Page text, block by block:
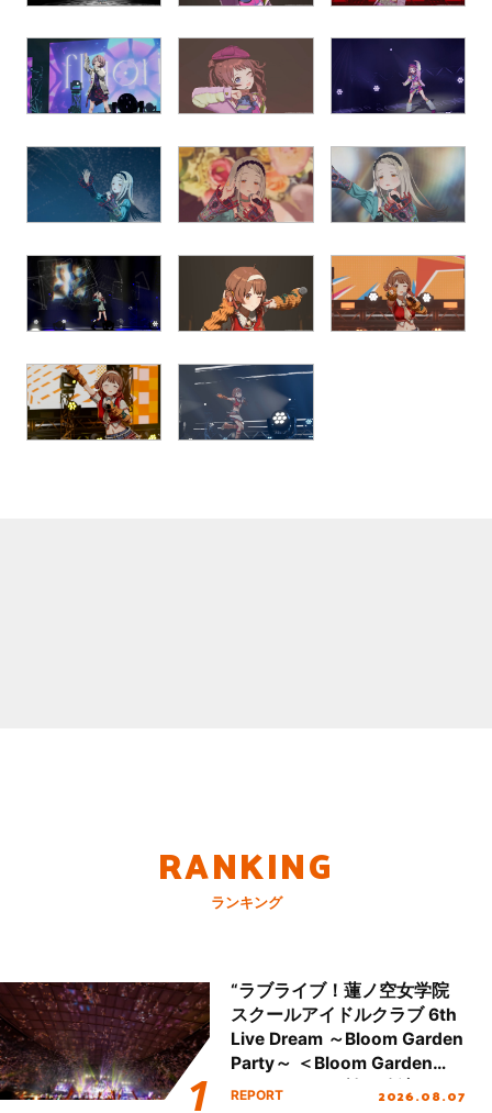
RANKING
ランキング
“ラブライブ！蓮ノ空女学院
スクールアイドルクラブ 6th
Live Dream ～Bloom Garden
Party～ ＜Bloom Garden
Party Stage／埼玉公演＞”
REPORT 2026.08.07